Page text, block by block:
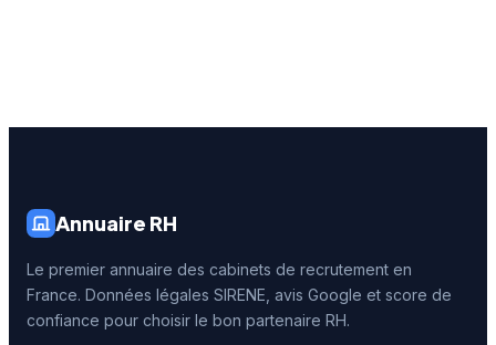
Annuaire RH
Le premier annuaire des cabinets de recrutement en
France. Données légales SIRENE, avis Google et score de
confiance pour choisir le bon partenaire RH.